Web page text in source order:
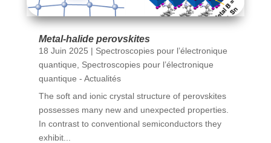
Metal-halide perovskites
18 Juin 2025 | Spectroscopies pour l’électronique
quantique
Spectroscopies pour l’électronique
quantique - Actualités
The soft and ionic crystal structure of perovskites
possesses many new and unexpected properties.
In contrast to conventional semiconductors they
exhibit...